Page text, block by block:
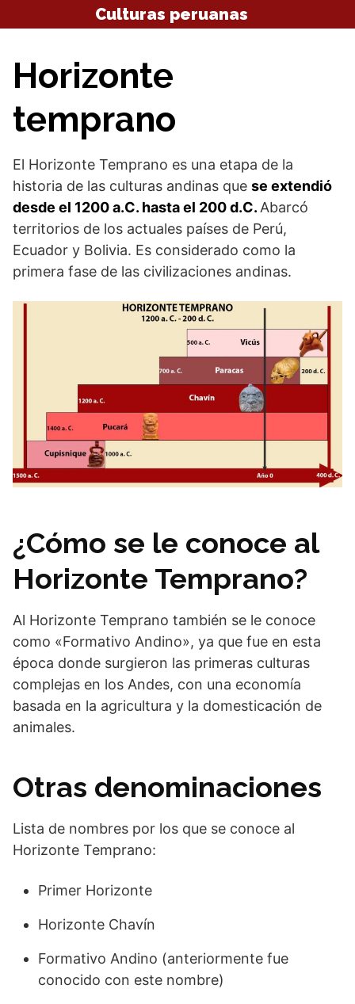
al
Culturas peruanas
Horizonte
temprano
El Horizonte Temprano es una etapa de la
historia de las culturas andinas que se extendió
desde el 1200 a.C. hasta el 200 d.C. Abarcó
territorios de los actuales países de Perú,
Ecuador y Bolivia. Es considerado como la
primera fase de las civilizaciones andinas.
¿Cómo se le conoce al
Horizonte Temprano?
Al Horizonte Temprano también se le conoce
como «Formativo Andino», ya que fue en esta
época donde surgieron las primeras culturas
complejas en los Andes, con una economía
basada en la agricultura y la domesticación de
animales.
Otras denominaciones
Lista de nombres por los que se conoce al
Horizonte Temprano:
Primer Horizonte
Horizonte Chavín
Formativo Andino (anteriormente fue
conocido con este nombre)